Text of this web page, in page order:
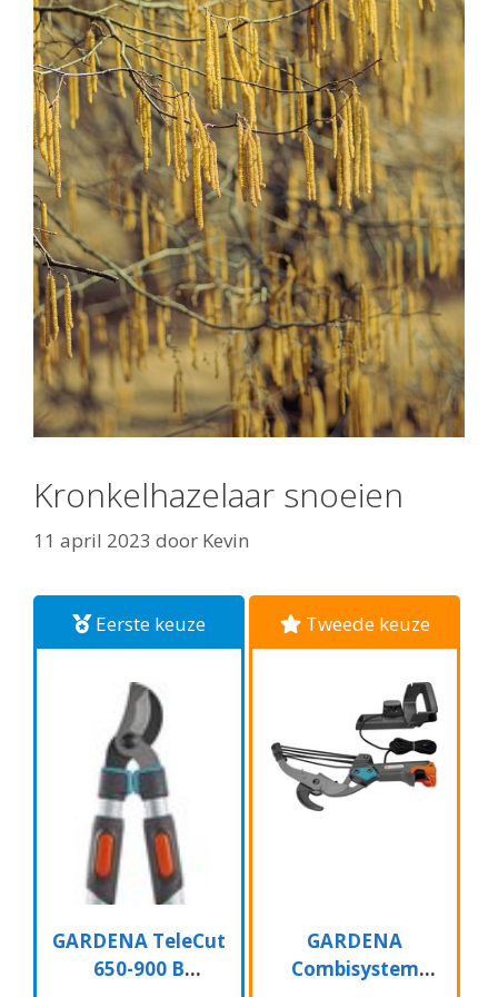
Kronkelhazelaar snoeien
11 april 2023 door Kevin
Eerste keuze
GARDENA TeleCut
650-900 B
Tweede keuze
GARDENA
Combisystem